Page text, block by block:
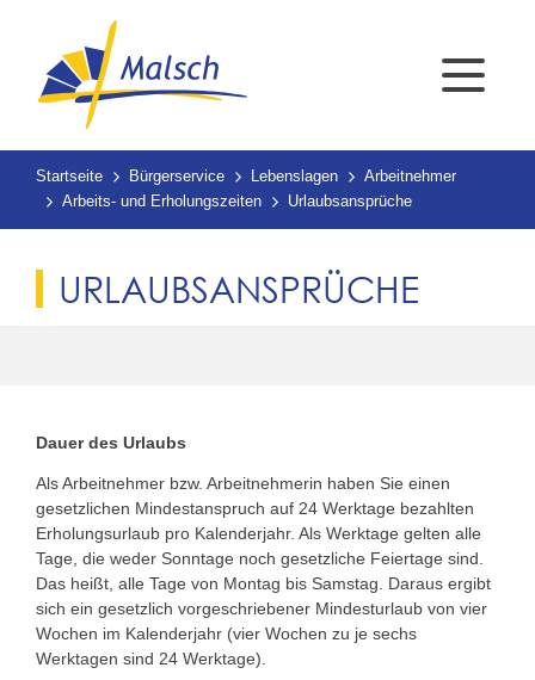
Startseite Bürgerservice Lebenslagen
Arbeitnehmer
Arbeits- und Erholungszeiten
Urlaubsansprüche
URLAUBSANSPRÜCHE
Dauer des Urlaubs
Als Arbeitnehmer bzw. Arbeitnehmerin haben Sie einen
gesetzlichen Mindestanspruch auf 24 Werktage bezahlten
Erholungsurlaub pro Kalenderjahr. Als Werktage gelten alle
Tage, die weder Sonntage noch gesetzliche Feiertage sind.
Das heißt, alle Tage von Montag bis Samstag. Daraus ergibt
sich ein gesetzlich vorgeschriebener Mindesturlaub von vier
Wochen im Kalenderjahr (vier Wochen zu je sechs
Werktagen sind 24 Werktage).